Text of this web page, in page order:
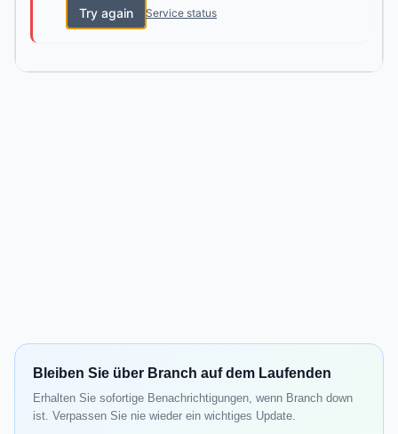
Try again Service status
Bleiben Sie über Branch auf dem Laufenden
Erhalten Sie sofortige Benachrichtigungen, wenn Branch down
ist. Verpassen Sie nie wieder ein wichtiges Update.